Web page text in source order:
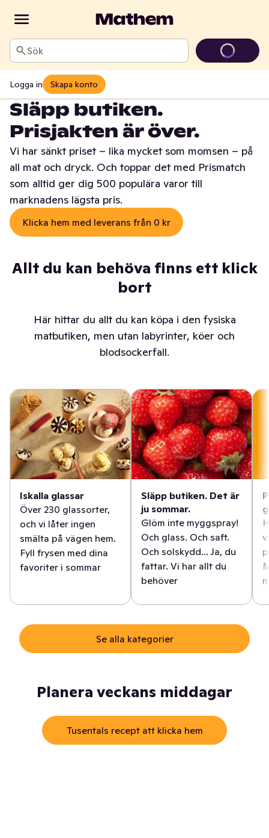
Sök
Logga in Skapa konto
Släpp butiken.
Prisjakten är över.
Vi har sänkt priset – lika mycket som momsen – på
all mat och dryck. Och toppar det med Prismatch
som alltid ger dig 500 populära varor till
marknadens lägsta pris.
Klicka hem med leverans från 0 kr
Allt du kan behöva finns ett klick
bort
Här hittar du allt du kan köpa i den fysiska
matbutiken, men utan labyrinter, köer och
blodsockerfall.
Iskalla glassar
Över 230 glassorter,
och vi låter ingen
smälta på vägen hem.
Fyll frysen med dina
favoriter i sommar
Släpp butiken. Det är
ju sommar.
Glöm inte myggspray!
Och glass. Och saft.
Och solskydd... Ja, du
fattar. Vi har allt du
behöver
Se alla kategorier
Planera veckans middagar
Tusentals recept att klicka hem